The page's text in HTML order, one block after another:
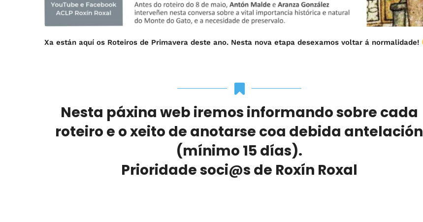
Xa están aquí os Roteiros de Primavera deste ano. Nesta nova etapa desexamos voltar á normalidade!
Nesta páxina web iremos informando sobre cada
roteiro e o xeito de anotarse coa debida antelación
(mínimo 15 días).
Prioridade soci@s de Roxín Roxal